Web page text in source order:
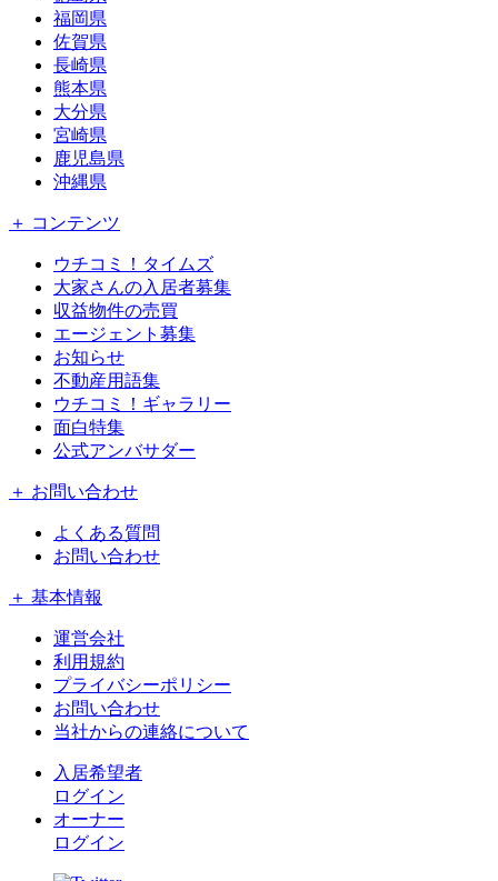
福岡県
佐賀県
長崎県
熊本県
大分県
宮崎県
鹿児島県
沖縄県
＋ コンテンツ
ウチコミ！タイムズ
大家さんの入居者募集
収益物件の売買
エージェント募集
お知らせ
不動産用語集
ウチコミ！ギャラリー
面白特集
公式アンバサダー
＋ お問い合わせ
よくある質問
お問い合わせ
＋ 基本情報
運営会社
利用規約
プライバシーポリシー
お問い合わせ
当社からの連絡について
入居希望者
ログイン
オーナー
ログイン